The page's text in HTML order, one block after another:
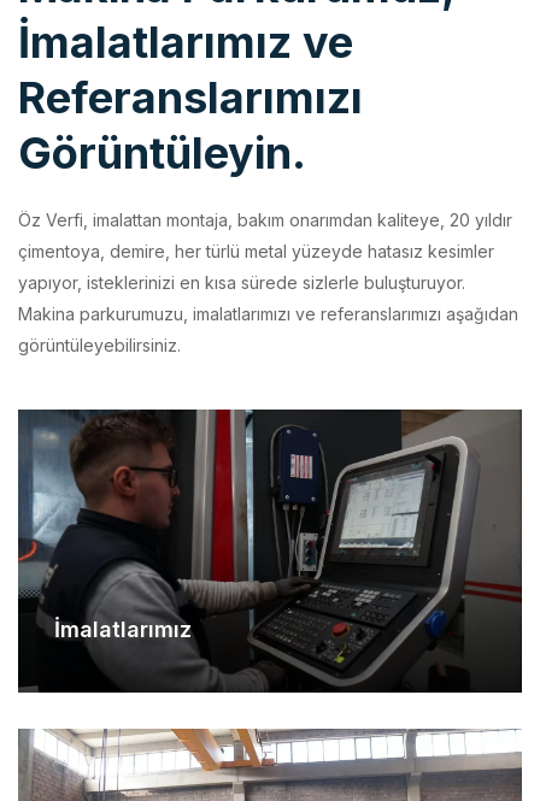
Referanslarımızı
Görüntüleyin.
Öz Verfi, imalattan montaja, bakım onarımdan kaliteye, 20 yıldır
yapıyor, isteklerinizi en kısa sürede sizlerle buluşturuyor.
Makina parkurumuzu, imalatlarımızı ve referanslarımızı aşağıdan
görüntüleyebilirsiniz.
İmalatlarımız